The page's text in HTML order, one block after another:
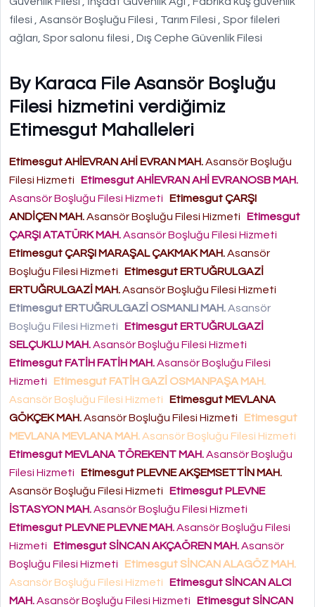
filesi , Asansör Boşluğu Filesi , Tarım Filesi , Spor fileleri
ağları, Spor salonu filesi , Dış Cephe Güvenlik Filesi
By Karaca File Asansör Boşluğu
Filesi hizmetini verdiğimiz
Etimesgut Mahalleleri
Etimesgut AHİEVRAN AHİ EVRAN MAH.Asansör Boşluğu
Filesi Hizmeti
Etimesgut AHİEVRAN AHİ EVRANOSB MAH.
Asansör Boşluğu Filesi Hizmeti
Etimesgut ÇARŞI
ANDİÇEN MAH.Asansör Boşluğu Filesi Hizmeti
Etimesgut
ÇARŞI ATATÜRK MAH.Asansör Boşluğu Filesi Hizmeti
Etimesgut ÇARŞI MARAŞAL ÇAKMAK MAH.Asansör
Boşluğu Filesi Hizmeti
Etimesgut ERTUĞRULGAZİ
ERTUĞRULGAZİ MAH.Asansör Boşluğu Filesi Hizmeti
Etimesgut ERTUĞRULGAZİ OSMANLI MAH.Asansör
Boşluğu Filesi Hizmeti
Etimesgut ERTUĞRULGAZİ
SELÇUKLU MAH.Asansör Boşluğu Filesi Hizmeti
Etimesgut FATİH FATİH MAH.Asansör Boşluğu Filesi
Hizmeti
Etimesgut FATİH GAZİ OSMANPAŞA MAH.
Asansör Boşluğu Filesi Hizmeti
Etimesgut MEVLANA
GÖKÇEK MAH.Asansör Boşluğu Filesi Hizmeti
Etimesgut
MEVLANA MEVLANA MAH.Asansör Boşluğu Filesi Hizmeti
Etimesgut MEVLANA TÖREKENT MAH.Asansör Boşluğu
Filesi Hizmeti
Etimesgut PLEVNE AKŞEMSETTİN MAH.
Asansör Boşluğu Filesi Hizmeti
Etimesgut PLEVNE
İSTASYON MAH.Asansör Boşluğu Filesi Hizmeti
Etimesgut PLEVNE PLEVNE MAH.Asansör Boşluğu Filesi
Hizmeti
Etimesgut SİNCAN AKÇAÖREN MAH.Asansör
Boşluğu Filesi Hizmeti
Etimesgut SİNCAN ALAGÖZ MAH.
Asansör Boşluğu Filesi Hizmeti
Etimesgut SİNCAN ALCI
MAH.Asansör Boşluğu Filesi Hizmeti
Etimesgut SİNCAN